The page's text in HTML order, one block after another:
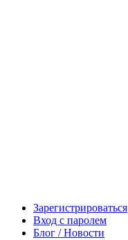
Зарегистрироваться
Вход с паролем
Блог / Новости